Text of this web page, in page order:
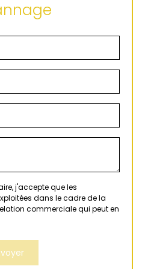
j'accepte que les
dans le cadre de la
commerciale qui peut en